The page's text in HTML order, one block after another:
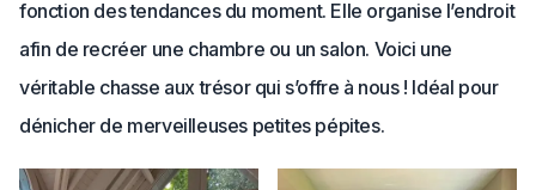
fonction des tendances du moment. Elle organise l’endroit
afin de recréer une chambre ou un salon. Voici une
véritable chasse aux trésor qui s’offre à nous ! Idéal pour
dénicher de merveilleuses petites pépites.